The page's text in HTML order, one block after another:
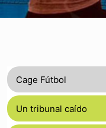
Cage Fútbol
Un tribunal caído